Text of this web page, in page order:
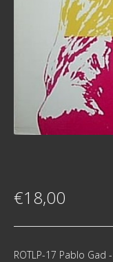
€18,00
ROTLP-17 Pablo Gad